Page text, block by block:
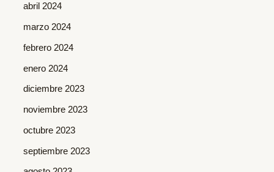
abril 2024
marzo 2024
febrero 2024
enero 2024
diciembre 2023
noviembre 2023
octubre 2023
septiembre 2023